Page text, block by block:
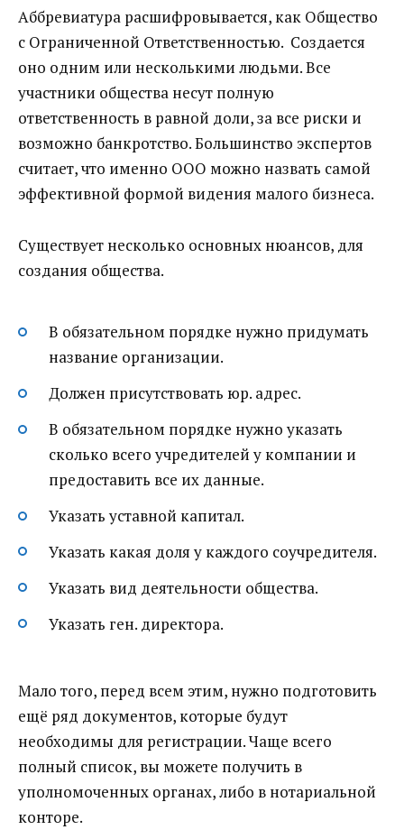
Аббревиатура расшифровывается, как Общество
с Ограниченной Ответственностью. Создается
оно одним или несколькими людьми. Все
участники общества несут полную
ответственность в равной доли, за все риски и
возможно банкротство. Большинство экспертов
считает, что именно ООО можно назвать самой
эффективной формой видения малого бизнеса.
Существует несколько основных нюансов, для
создания общества.
В обязательном порядке нужно придумать
название организации.
Должен присутствовать юр. адрес.
В обязательном порядке нужно указать
сколько всего учредителей у компании и
предоставить все их данные.
Указать уставной капитал.
Указать какая доля у каждого соучредителя.
Указать вид деятельности общества.
Указать ген. директора.
Мало того, перед всем этим, нужно подготовить
ещё ряд документов, которые будут
необходимы для регистрации. Чаще всего
полный список, вы можете получить в
уполномоченных органах, либо в нотариальной
конторе.